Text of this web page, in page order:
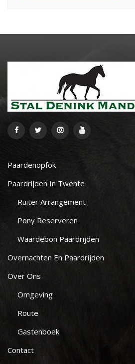
Paardenopfok
Paardrijden In Twente
Ruiter Arrangement
Pony Reserveren
Waardebon Paardrijden
Overnachten En Paardrijden
Over Ons
Omgeving
Route
Gastenboek
Contact